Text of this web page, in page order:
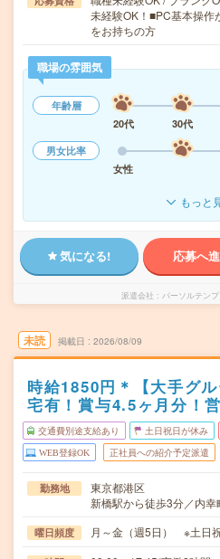
未経験OK！■PC基本操作
をお持ちの方
職場の雰囲気
年齢層
20代
30代
男女比率
女性
もっと
気になる! 応募へ
派遣会社 パーソルテン
未読 掲載日 2026/08/09
時給1850円＊【大手グ
宅有！賞与4.5ヶ月分！
交通費別途支給あり 土日祝日が休み
WEB登録OK 正社員への紹介予定派遣
勤務地
東京都港区
新橋駅から徒歩3分／内
曜日頻度 月～金（週5日） ※土日